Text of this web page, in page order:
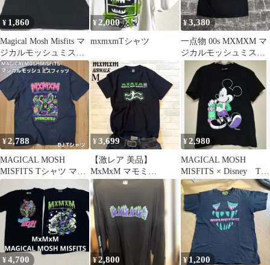
¥ 1,860
Magical Mosh Misfits マ
ジカルモッシュミスフ
ィッツ Tシャツ
¥2,000
mxmxmTシャツ
¥3,380
一点物 00s MXMXM マ
ジカルモッシュミスフ
ィッツ Tシャツ
¥2,788
MAGICAL MOSH
MISFITS Tシャツ マモ
ミ 半袖 ブラック 古着
¥3,699
【激レア 美品】
MxMxM マモミ
AIRWALK コラボ Tシ
ャツ M 黒
¥2,980
MAGICAL MOSH
MISFITS × Disney Tシ
ャツ ミッキー
¥4,700 ¥2,800 ¥1,200